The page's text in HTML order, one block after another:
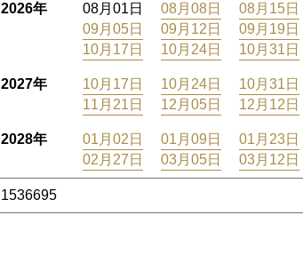
2026年 08月01日 08月08日 08月15日
09月05日
09月12日 09月19日
10月17日
10月24日 10月31日
2027年 10月17日 10月24日 10月31日
11月21日
12月05日 12月12日
2028年 01月02日 01月09日 01月23日
02月27日
03月05日 03月12日
1536695